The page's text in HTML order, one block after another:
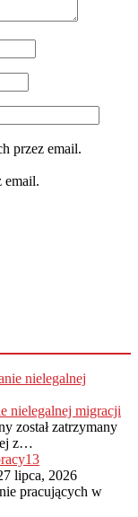
przez email.
email.
nielegalnej migracji
został zatrzymany
z…
13
lipca, 2026
pracujących w